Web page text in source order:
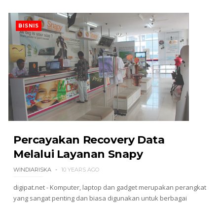
BISNIS
Percayakan Recovery Data
Melalui Layanan Snapy
WINDIARISKA 10 YEARS AGO
digipat.net - Komputer, laptop dan gadget merupakan perangkat
yang sangat penting dan biasa digunakan untuk berbagai